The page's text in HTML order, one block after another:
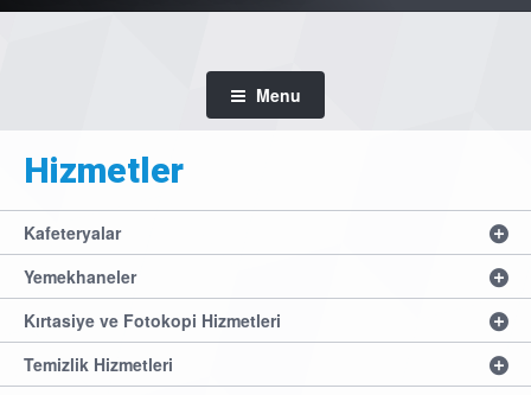
Menu
Hizmetler
Kafeteryalar
Yemekhaneler
Kırtasiye ve Fotokopi Hizmetleri
Temizlik Hizmetleri